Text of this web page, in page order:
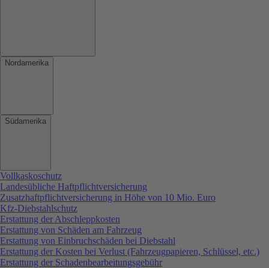
Nordamerika
Südamerika
Vollkaskoschutz
Landesübliche Haftpflichtversicherung
Zusatzhaftpflichtversicherung in Höhe von 10 Mio. Euro
Kfz-Diebstahlschutz
Erstattung der Abschleppkosten
Erstattung von Schäden am Fahrzeug
Erstattung von Einbruchschäden bei Diebstahl
Erstattung der Kosten bei Verlust (Fahrzeugpapieren, Schlüssel, etc.)
Erstattung der Schadenbearbeitungsgebühr